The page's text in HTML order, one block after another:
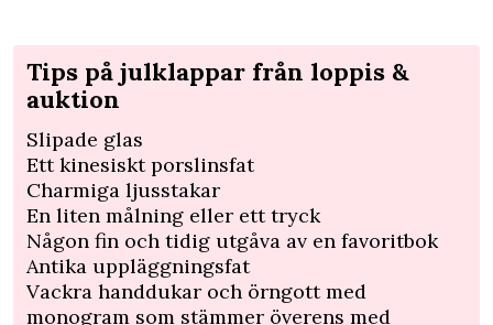
Tips på julklappar från loppis &
auktion
Slipade glas
Ett kinesiskt porslinsfat
Charmiga ljusstakar
En liten målning eller ett tryck
Någon fin och tidig utgåva av en favoritbok
Antika uppläggningsfat
Vackra handdukar och örngott med
monogram som stämmer överens med